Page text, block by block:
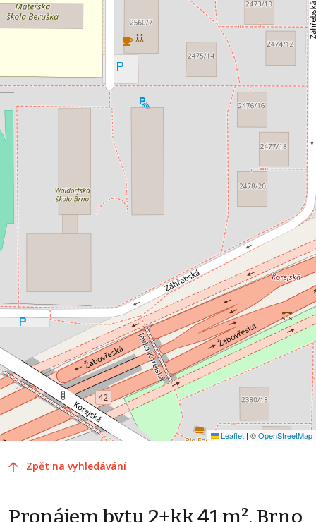
Leaflet | ©OpenStreetMap
Zpět na vyhledávání
Pronájem bytu 2+kk 41 m², Brno